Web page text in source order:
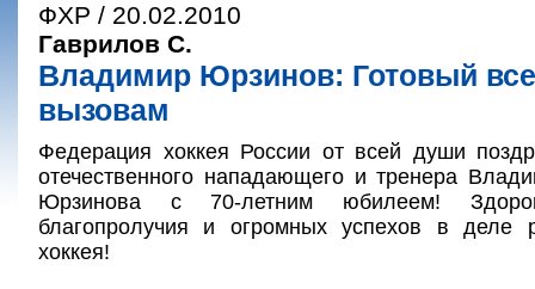
ФХР / 20.02.2010
Гаврилов С.
Владимир Юрзинов: Готовый
вызовам
Федерация хоккея России от всей души
отечественного нападающего и тренера
Юрзинова с 70-летним юбилеем!
благопролучия и огромных успехов в деле
хоккея!